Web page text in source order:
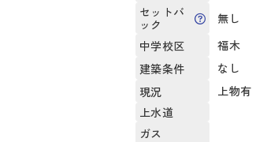
セットバ
ック
無し
中学校区
福木
建築条件
なし
現況
上物有
上水道
ガス